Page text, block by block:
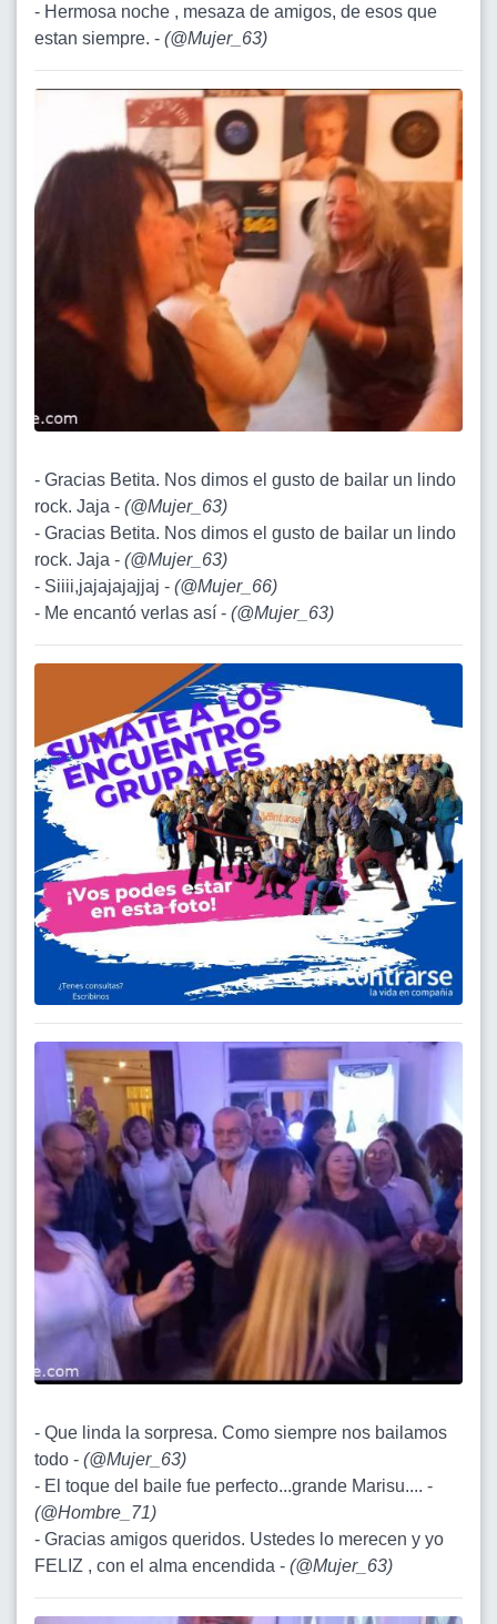
- Hermosa noche , mesaza de amigos, de esos que
estan siempre. - (@Mujer_63)
- Gracias Betita. Nos dimos el gusto de bailar un lindo
rock. Jaja - (@Mujer_63)
- Gracias Betita. Nos dimos el gusto de bailar un lindo
rock. Jaja - (@Mujer_63)
- Siiii,jajajajajjaj - (@Mujer_66)
- Me encantó verlas así - (@Mujer_63)
- Que linda la sorpresa. Como siempre nos bailamos
todo - (@Mujer_63)
- El toque del baile fue perfecto...grande Marisu.... -
(@Hombre_71)
- Gracias amigos queridos. Ustedes lo merecen y yo
FELIZ , con el alma encendida - (@Mujer_63)